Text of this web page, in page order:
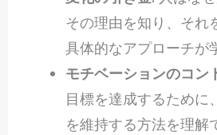
その理由を知り、それ
具体的なアプローチが
モチベーションのコン
目標を達成するために
を維持する方法を理解